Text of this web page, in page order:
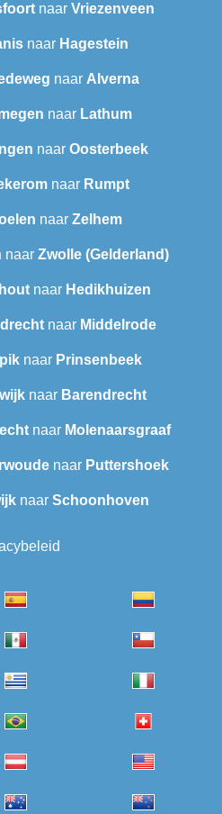
naar Vriezenveen
naar Hagestein
naar Alverna
naar Lathum
naar Oosterbeek
naar Rumpt
naar Zelhem
naar Zwolle (Gelderland)
naar Hedikhuizen
naar Middelrode
naar Prinsenbeek
naar Barendrecht‎
naar Molenaarsgraaf
naar Puttershoek
naar Schoonhoven